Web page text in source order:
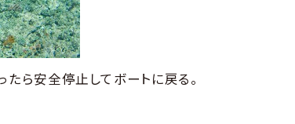
ら安全停止してボートに戻る。